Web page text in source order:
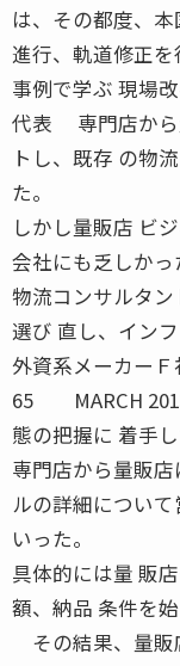
は、その都度、
進行、軌道修正を
事例で学ぶ 現場
代表 専門店から
トし、既存 の物
た。
しかし量販店 ビ
会社にも乏しかっ
物流コンサルタ
選び 直し、イン
外資系メーカー
65 MARCH
態の把握に 着手し
専門店から量販
ルの詳細につい
いった。
具体的には量 販
額、納品 条件を
その結果、量販